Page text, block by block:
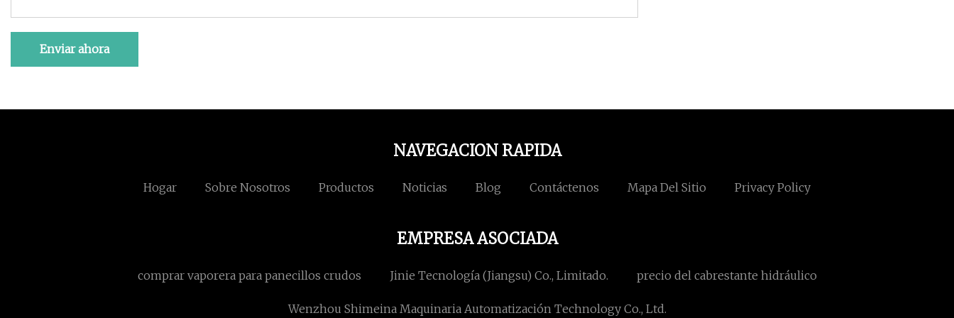
Enviar ahora
NAVEGACION RAPIDA
Hogar Sobre Nosotros Productos Noticias Blog Contáctenos Mapa Del Sitio Privacy Policy
EMPRESA ASOCIADA
comprar vaporera para panecillos crudos Jinie Tecnología (Jiangsu) Co., Limitado. precio del cabrestante hidráulico
Wenzhou Shimeina Maquinaria Automatización Technology Co., Ltd.